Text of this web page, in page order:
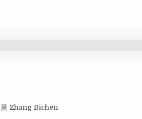
Zhang Bichen